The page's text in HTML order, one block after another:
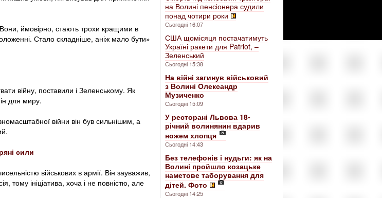
ймовірно, стають трохи кращими в
Стало складніше, аніж мало бути»
війну, поставили і Зеленському. Як
для миру.
війни він був сильнішим, а
сили
військових в армії. Він зауважив,
тому ініціатива, хоча і не повністю, але
на Волині пенсіонера судили
понад чотири роки
Сьогодні 16:07
США щомісяця постачатимуть
Україні ракети для Patriot, –
Зеленський
Сьогодні 15:38
На війні загинув військовий
з Волині Олександр
Музиченко
Сьогодні 15:09
У ресторані Львова 18-
річний волинянин вдарив
ножем хлопця
Сьогодні 14:43
Без телефонів і нудьги: як на
Волині пройшло козацьке
наметове таборування для
дітей. Фото
Сьогодні 14:25